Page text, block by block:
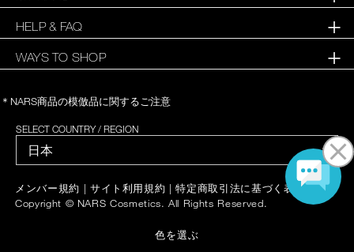
色を選ぶ
HELP & FAQ
WAYS TO SHOP
＊NARS商品の模倣品に関するご注意
SELECT COUNTRY / REGION
メンバー規約 | サイト利用規約 |特定商取引法に基づく表記|
Copyright © NARS Cosmetics. All Rights Reserved.